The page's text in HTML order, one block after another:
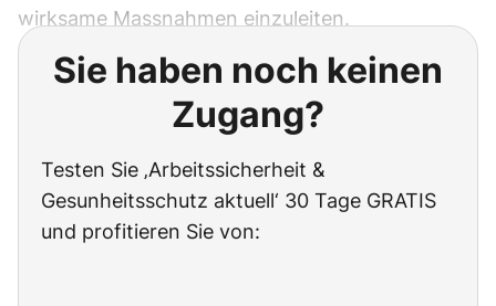
wirksame Massnahmen einzuleiten.
Sie haben noch keinen
Zugang?
Testen Sie ‚Arbeitssicherheit &
Gesunheitsschutz aktuell‘ 30 Tage GRATIS
und profitieren Sie von: